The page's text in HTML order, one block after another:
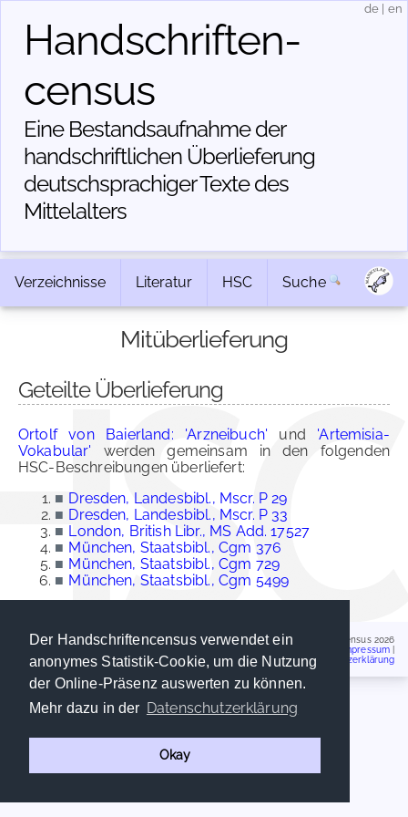
Der Handschriftencensus verwendet ein
anonymes Statistik-Cookie, um die Nutzung
der Online-Präsenz auswerten zu können.
Mehr dazu in der Datenschutzerklärung
Okay
Handschriften­
census
Eine Bestandsaufnahme der
handschriftlichen Über­lieferung
deutschsprachiger Texte des
Mittelalters
de en
Verzeichnisse Literatur HSC Suche
Mitüberlieferung
Geteilte Überlieferung
Ortolf von Baierland: 'Arzneibuch' und 'Artemisia-
Vokabular' werden gemeinsam in den folgenden
HSC-Beschreibungen überliefert:
■ Dresden, Landesbibl., Mscr. P 29
■ Dresden, Landesbibl., Mscr. P 33
■ London, British Libr., MS Add. 17527
■ München, Staatsbibl., Cgm 376
■ München, Staatsbibl., Cgm 729
■ München, Staatsbibl., Cgm 5499
Handschriftencensus 2026
Impressum
Datenschutzerklärung